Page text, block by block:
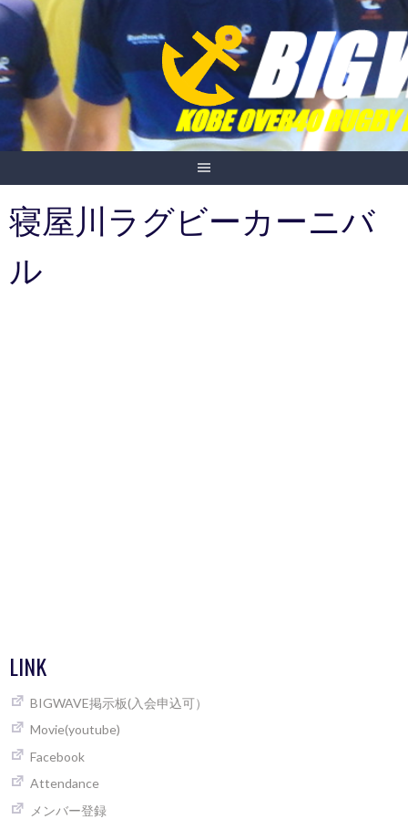
Skip
content
寝屋川ラグビーカーニバ
ル
LINK
BIGWAVE掲示板(入会申込可）
Movie(youtube)
Facebook
Attendance
メンバー登録